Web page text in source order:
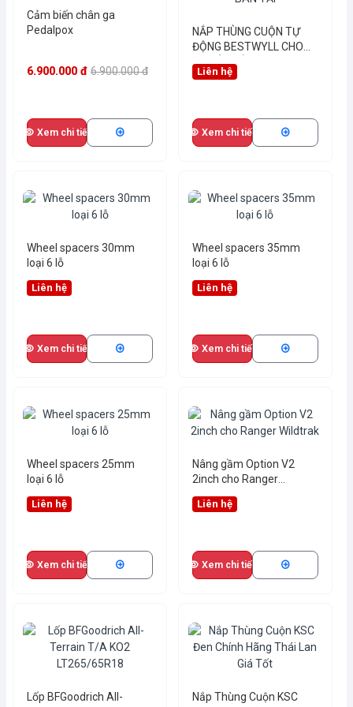
Cảm biến chân ga
Pedalpox
6.900.000 đ 6.900.000 đ
Xem chi tiết
NẮP THÙNG CUỘN TỰ
ĐỘNG BESTWYLL CHO
XE BÁN TẢI
Liên hệ
Xem chi tiết
Wheel spacers 30mm
loại 6 lỗ
Liên hệ
Xem chi tiết
Wheel spacers 35mm
loại 6 lỗ
Liên hệ
Xem chi tiết
Wheel spacers 25mm
loại 6 lỗ
Liên hệ
Xem chi tiết
Nâng gầm Option V2
2inch cho Ranger
Wildtrak
Liên hệ
Xem chi tiết
Lốp BFGoodrich All-
Nắp Thùng Cuộn KSC